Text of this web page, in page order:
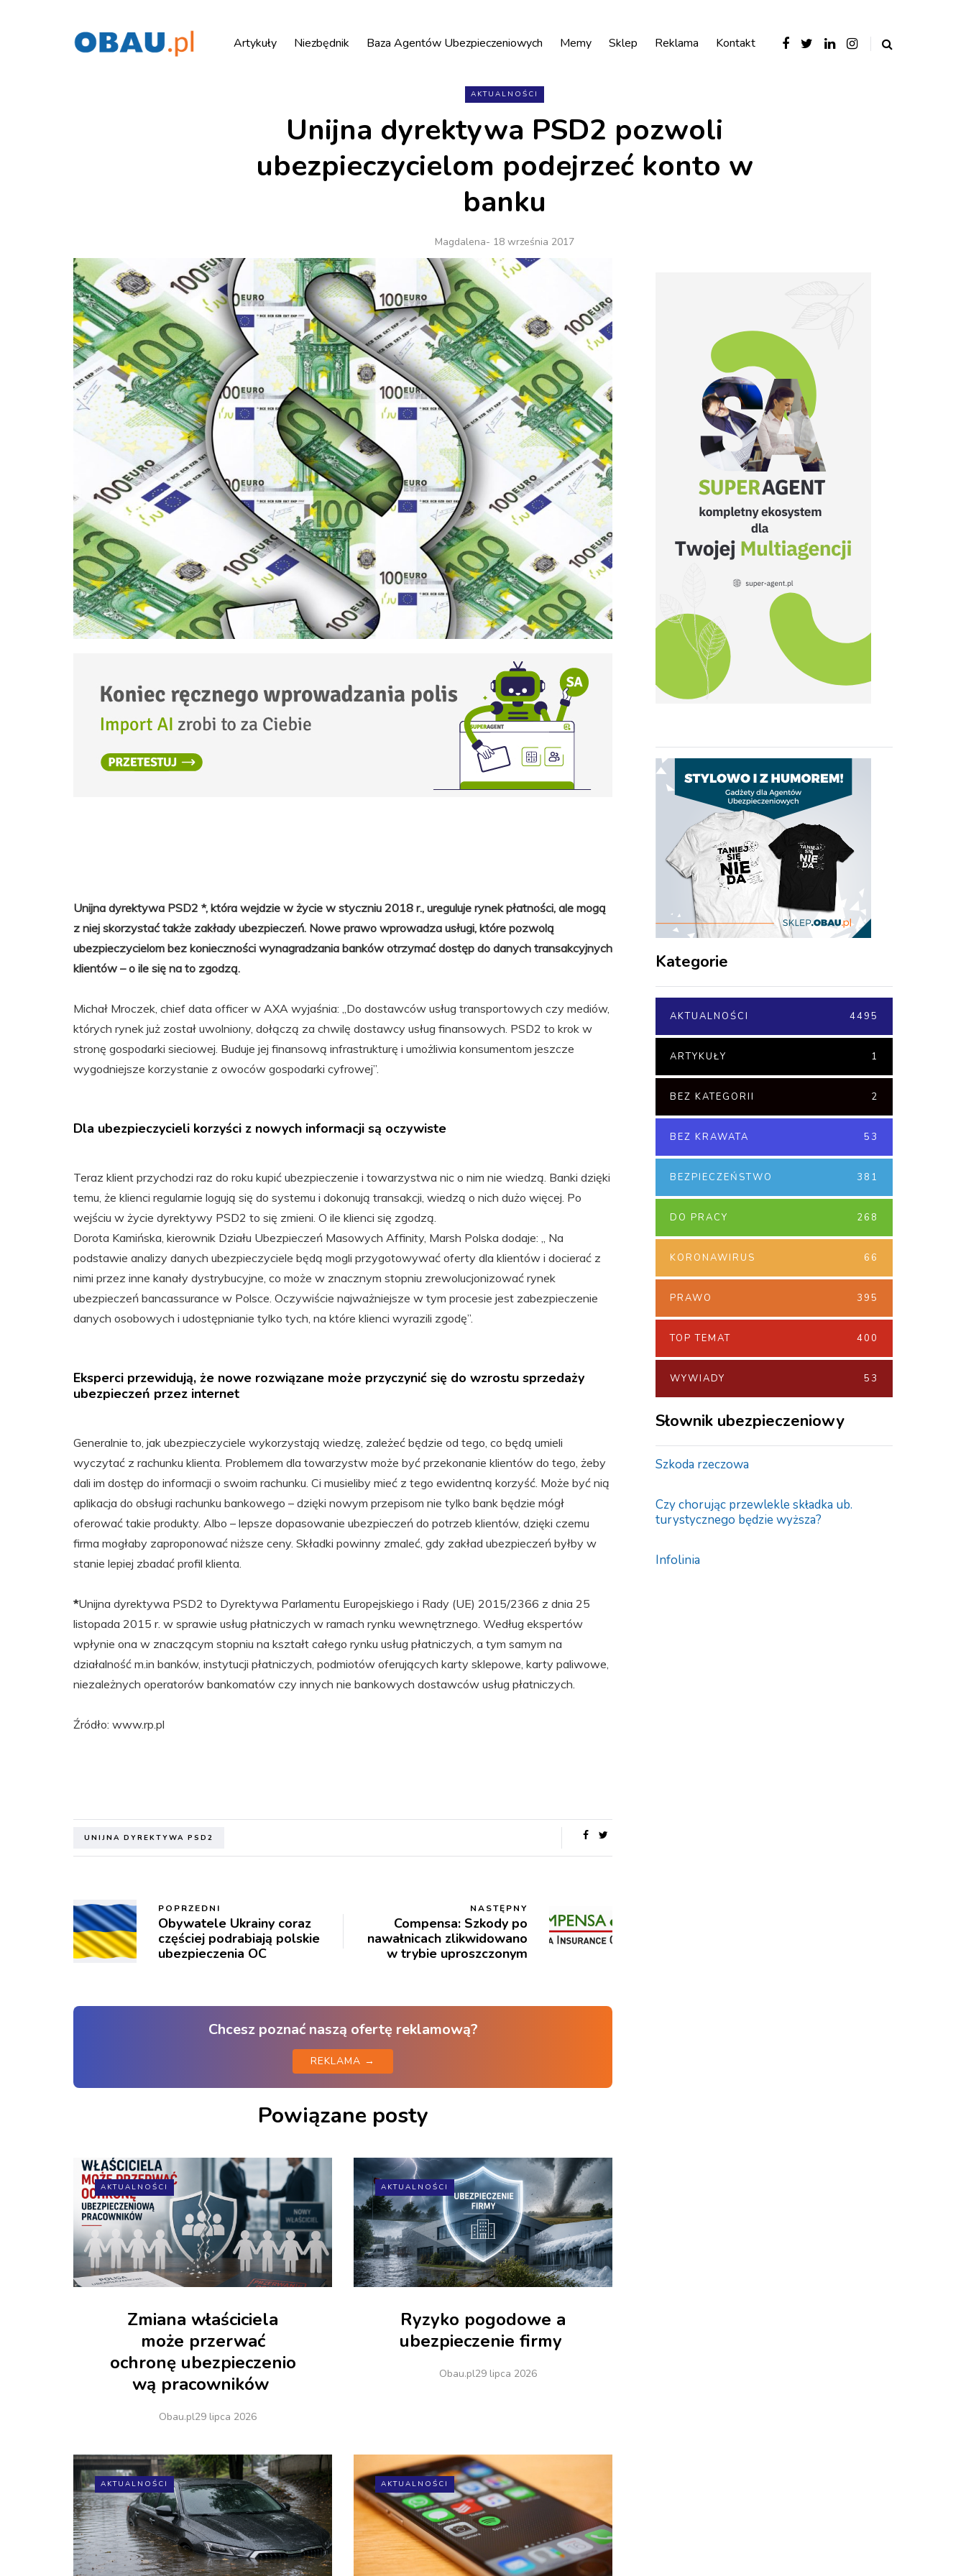
Artykuły Niezbędnik Baza Agentów Ubezpieczeniowych Memy Sklep Reklama Kontakt
AKTUALNOŚCI
Unijna dyrektywa PSD2 pozwoli
ubezpieczycielom podejrzeć konto w
banku
Magdalena- 18 września 2017
Unijna dyrektywa PSD2 *, która wejdzie w życie w styczniu 2018 r., ureguluje rynek płatności, ale mogą
z niej skorzystać także zakłady ubezpieczeń. Nowe prawo wprowadza usługi, które pozwolą
ubezpieczycielom bez konieczności wynagradzania banków otrzymać dostęp do danych transakcyjnych
klientów – o ile się na to zgodzą.
Michał Mroczek, chief data officer w AXA wyjaśnia: „Do dostawców usług transportowych czy mediów,
których rynek już został uwolniony, dołączą za chwilę dostawcy usług finansowych. PSD2 to krok w
stronę gospodarki sieciowej. Buduje jej finansową infrastrukturę i umożliwia konsumentom jeszcze
wygodniejsze korzystanie z owoców gospodarki cyfrowej”.
Dla ubezpieczycieli korzyści z nowych informacji są oczywiste
Teraz klient przychodzi raz do roku kupić ubezpieczenie i towarzystwa nic o nim nie wiedzą. Banki dzięki
temu, że klienci regularnie logują się do systemu i dokonują transakcji, wiedzą o nich dużo więcej. Po
wejściu w życie dyrektywy PSD2 to się zmieni. O ile klienci się zgodzą.
Dorota Kamińska, kierownik Działu Ubezpieczeń Masowych Affinity, Marsh Polska dodaje: „ Na
podstawie analizy danych ubezpieczyciele będą mogli przygotowywać oferty dla klientów i docierać z
nimi przez inne kanały dystrybucyjne, co może w znacznym stopniu zrewolucjonizować rynek
ubezpieczeń bancassurance w Polsce. Oczywiście najważniejsze w tym procesie jest zabezpieczenie
danych osobowych i udostępnianie tylko tych, na które klienci wyrazili zgodę”.
Eksperci przewidują, że nowe rozwiązane może przyczynić się do wzrostu sprzedaży
ubezpieczeń przez internet
Generalnie to, jak ubezpieczyciele wykorzystają wiedzę, zależeć będzie od tego, co będą umieli
wyczytać z rachunku klienta. Problemem dla towarzystw może być przekonanie klientów do tego, żeby
dali im dostęp do informacji o swoim rachunku. Ci musieliby mieć z tego ewidentną korzyść. Może być nią
aplikacja do obsługi rachunku bankowego – dzięki nowym przepisom nie tylko bank będzie mógł
oferować takie produkty. Albo – lepsze dopasowanie ubezpieczeń do potrzeb klientów, dzięki czemu
firma mogłaby zaproponować niższe ceny. Składki powinny zmaleć, gdy zakład ubezpieczeń byłby w
stanie lepiej zbadać profil klienta.
*Unijna dyrektywa PSD2 to Dyrektywa Parlamentu Europejskiego i Rady (UE) 2015/2366 z dnia 25
listopada 2015 r. w sprawie usług płatniczych w ramach rynku wewnętrznego. Według ekspertów
wpłynie ona w znaczącym stopniu na kształt całego rynku usług płatniczych, a tym samym na
działalność m.in banków, instytucji płatniczych, podmiotów oferujących karty sklepowe, karty paliwowe,
niezależnych operatorów bankomatów czy innych nie bankowych dostawców usług płatniczych.
Źródło: www.rp.pl
UNIJNA DYREKTYWA PSD2
POPRZEDNI
Obywatele Ukrainy coraz
częściej podrabiają polskie
ubezpieczenia OC
NASTĘPNY
Compensa: Szkody po
nawałnicach zlikwidowano
w trybie uproszczonym
Chcesz poznać naszą ofertę reklamową?
REKLAMA →
Powiązane posty
AKTUALNOŚCI
Zmiana właściciela
może przerwać
ochronę ubezpieczenio
wą pracowników
Obau.pl29 lipca 2026
AKTUALNOŚCI
Ryzyko pogodowe a
ubezpieczenie firmy
Obau.pl29 lipca 2026
AKTUALNOŚCI AKTUALNOŚCI
Kategorie
AKTUALNOŚCI 4495
ARTYKUŁY 1
BEZ KATEGORII 2
BEZ KRAWATA 53
BEZPIECZEŃSTWO 381
DO PRACY 268
KORONAWIRUS 66
PRAWO 395
TOP TEMAT 400
WYWIADY 53
Słownik ubezpieczeniowy
Szkoda rzeczowa
Czy chorując przewlekle składka ub.
turystycznego będzie wyższa?
Infolinia